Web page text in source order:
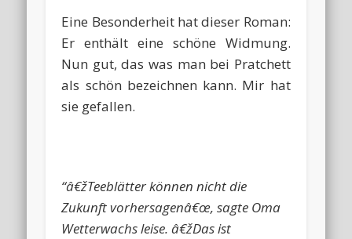
Eine Besonderheit hat dieser Roman:
Er enthält eine schöne Widmung.
Nun gut, das was man bei Pratchett
als schön bezeichnen kann. Mir hat
sie gefallen.
“â€žTeeblätter können nicht die
Zukunft vorhersagenâ€œ, sagte Oma
Wetterwachs leise. â€žDas ist